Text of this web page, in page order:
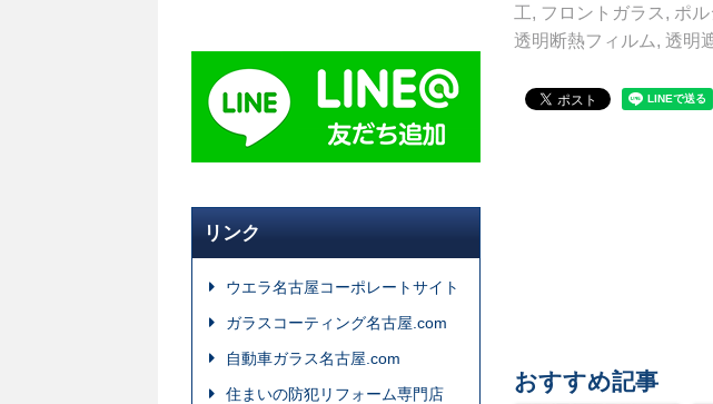
工, フロントガラス , ポル
透明断熱フィルム, 透明
おすすめ記事
リンク
ウエラ名古屋コーポレートサイト
ガラスコーティング名古屋.com
自動車ガラス名古屋.com
住まいの防犯リフォーム専門店